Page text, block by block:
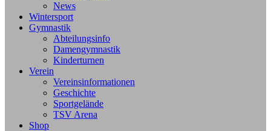
News
Wintersport
Gymnastik
Abteilungsinfo
Damengymnastik
Kinderturnen
Verein
Vereinsinformationen
Geschichte
Sportgelände
TSV Arena
Shop